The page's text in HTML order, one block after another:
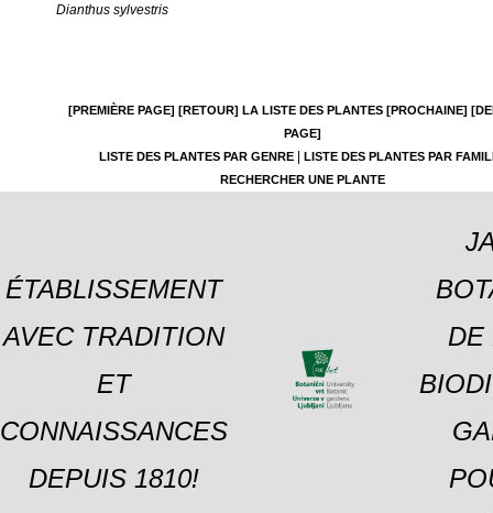
Dianthus sylvestris
[PREMIÈRE PAGE] [RETOUR] LA LISTE DES PLANTES [PROCHAINE]
PAGE]
LISTE DES PLANTES PAR GENRE|
LISTE DES PLANTES PAR
RECHERCHER UNE PLANTE
ÉTABLISSEMENT
AVEC TRADITION
ET
CONNAISSANCES
DEPUIS 1810!
DE